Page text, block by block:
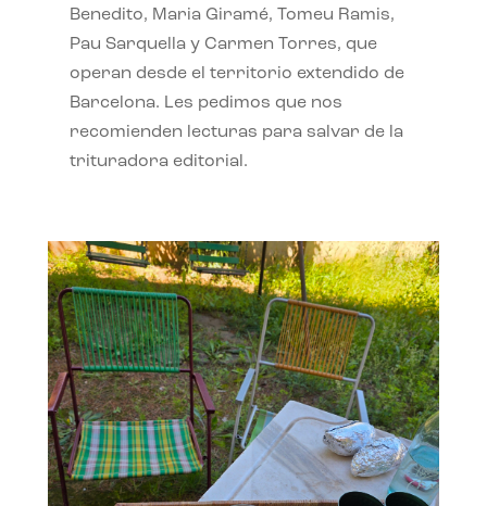
Benedito, Maria Giramé, Tomeu Ramis,
Pau Sarquella y Carmen Torres, que
operan desde el territorio extendido de
Barcelona. Les pedimos que nos
recomienden lecturas para salvar de la
trituradora editorial.